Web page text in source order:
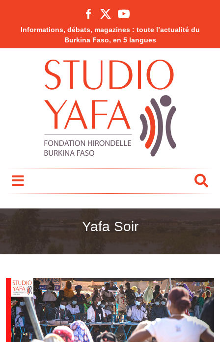
Informations, débats, magazines : toute l’actualité du
Burkina Faso, en 5 langues
Yafa Soir